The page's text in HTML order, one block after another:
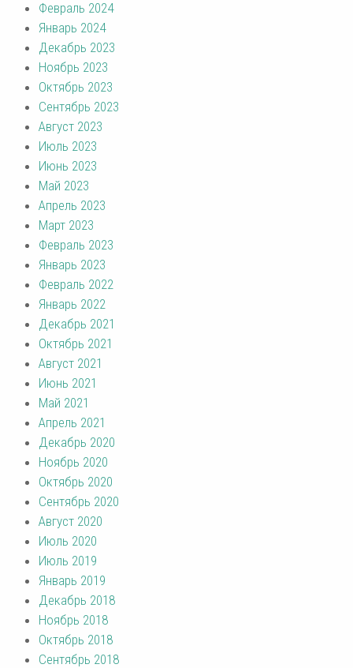
Февраль 2024
Январь 2024
Декабрь 2023
Ноябрь 2023
Октябрь 2023
Сентябрь 2023
Август 2023
Июль 2023
Июнь 2023
Май 2023
Апрель 2023
Март 2023
Февраль 2023
Январь 2023
Февраль 2022
Январь 2022
Декабрь 2021
Октябрь 2021
Август 2021
Июнь 2021
Май 2021
Апрель 2021
Декабрь 2020
Ноябрь 2020
Октябрь 2020
Сентябрь 2020
Август 2020
Июль 2020
Июль 2019
Январь 2019
Декабрь 2018
Ноябрь 2018
Октябрь 2018
Сентябрь 2018